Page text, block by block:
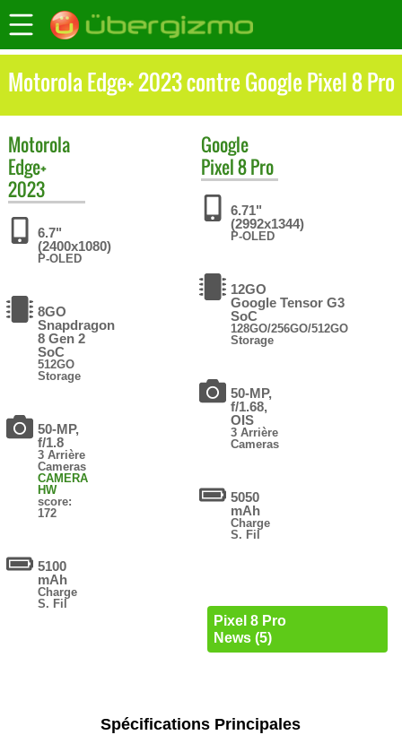
Motorola Edge+ 2023 contre Google Pixel 8 Pro
Motorola
Edge+
2023
6.7"
(2400x1080)
P-OLED
8GO
Snapdragon
8 Gen 2
SoC
512GO
Storage
50-MP,
f/1.8
3 Arrière
Cameras
CAMERA
HW
score:
172
5100
mAh
Charge
S. Fil
Google
Pixel 8 Pro
6.71"
(2992x1344)
P-OLED
12GO
Google Tensor G3
SoC
128GO/256GO/512GO
Storage
50-MP,
f/1.68,
OIS
3 Arrière
Cameras
5050
mAh
Charge
S. Fil
Pixel 8 Pro
News (5)
Spécifications Principales